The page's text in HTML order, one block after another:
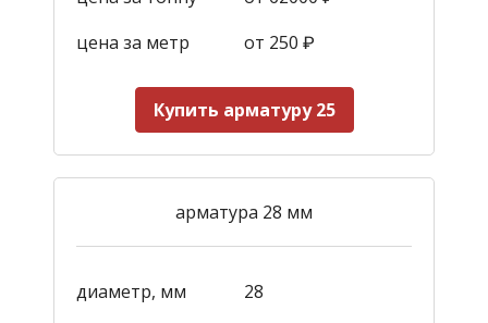
цена за метр
от 250 ₽
Купить арматуру 25
арматура 28 мм
диаметр, мм
28